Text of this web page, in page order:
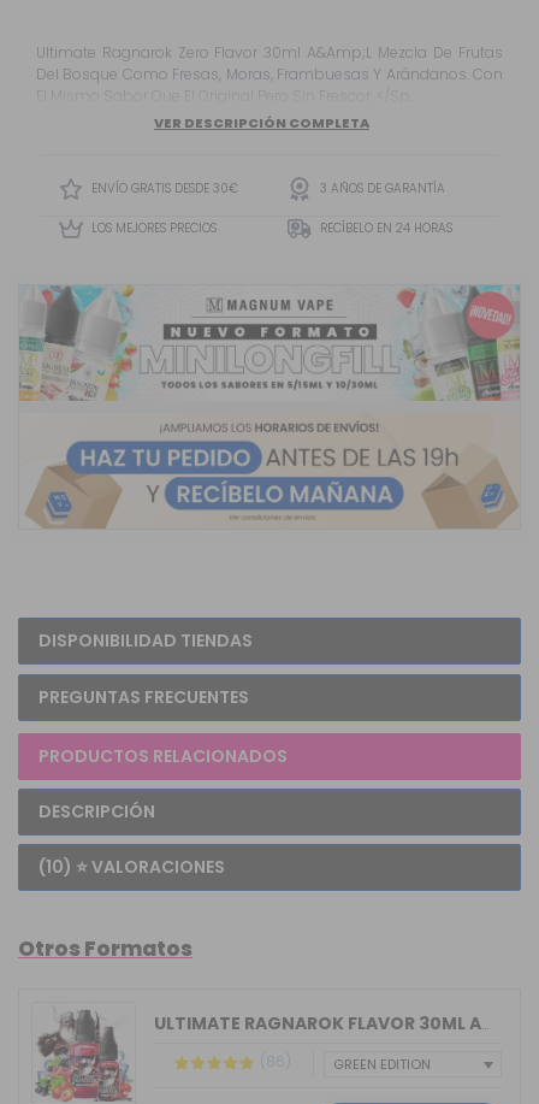
Ultimate Ragnarok Zero Flavor 30ml A&Amp;L Mezcla De Frutas
Del Bosque Como Fresas, Moras, Frambuesas Y Arándanos. Con
VER DESCRIPCIÓN COMPLETA
ENVÍO GRATIS DESDE 30€ 3 AÑOS DE GARANTÍA
LOS MEJORES PRECIOS RECÍBELO EN 24 HORAS
DISPONIBILIDAD TIENDAS
PREGUNTAS FRECUENTES
PRODUCTOS RELACIONADOS
DESCRIPCIÓN
(10) ⭐ VALORACIONES
Otros Formatos
ULTIMATE RAGNAROK FLAVOR 30ML A&L
(86)